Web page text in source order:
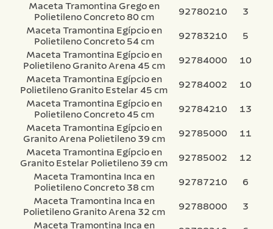
Maceta Tramontina Grego en
Polietileno Concreto 80 cm
92780210
3
Maceta Tramontina Egípcio en
Polietileno Concreto 54 cm
92783210
5
Maceta Tramontina Egípcio en
Polietileno Granito Arena 45 cm
92784000
10
Maceta Tramontina Egípcio en
Polietileno Granito Estelar 45 cm
92784002
10
Maceta Tramontina Egípcio en
Polietileno Concreto 45 cm
92784210
13
Maceta Tramontina Egípcio en
Granito Arena Polietileno 39 cm
92785000
11
Maceta Tramontina Egípcio en
Granito Estelar Polietileno 39 cm
92785002
12
Maceta Tramontina Inca en
Polietileno Concreto 38 cm
92787210
6
Maceta Tramontina Inca en
Polietileno Granito Arena 32 cm
92788000
3
Maceta Tramontina Inca en